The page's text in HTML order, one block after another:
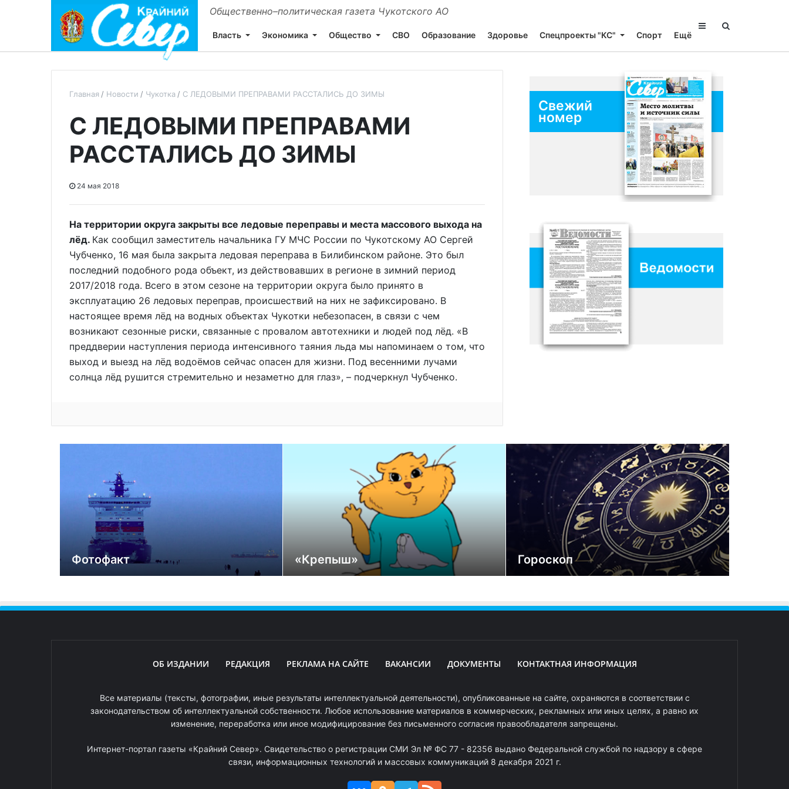
Общественно–политическая газета Чукотского АО
Власть Экономика Общество СВО Образование Здоровье Спецпроекты "КС" Спорт Ещё
Главная Новости Чукотка С ЛЕДОВЫМИ ПРЕПРАВАМИ РАССТАЛИСЬ ДО ЗИМЫ
С ЛЕДОВЫМИ ПРЕПРАВАМИ
РАССТАЛИСЬ ДО ЗИМЫ
24 мая 2018
На территории округа закрыты все ледовые переправы и места массового выхода на
лёд. Как сообщил заместитель начальника ГУ МЧС России по Чукотскому АО Сергей
Чубченко, 16 мая была закрыта ледовая переправа в Билибинском районе. Это был
последний подобного рода объект, из действовавших в регионе в зимний период
2017/2018 года. Всего в этом сезоне на территории округа было принято в
эксплуатацию 26 ледовых переправ, происшествий на них не зафиксировано. В
настоящее время лёд на водных объектах Чукотки небезопасен, в связи с чем
возникают сезонные риски, связанные с провалом автотехники и людей под лёд. «В
преддверии наступления периода интенсивного таяния льда мы напоминаем о том, что
выход и выезд на лёд водоёмов сейчас опасен для жизни. Под весенними лучами
солнца лёд рушится стремительно и незаметно для глаз», – подчеркнул Чубченко.
Свежий
номер
Фотофакт «Крепыш» Гороскоп
ОБ ИЗДАНИИ РЕДАКЦИЯ РЕКЛАМА НА САЙТЕ ВАКАНСИИ ДОКУМЕНТЫ КОНТАКТНАЯ ИНФОРМАЦИЯ
Все материалы (тексты, фотографии, иные результаты интеллектуальной деятельности), опубликованные на сайте, охраняются в соответствии с
законодательством об интеллектуальной собственности. Любое использование материалов в коммерческих, рекламных или иных целях, а равно их
изменение, переработка или иное модифицирование без письменного согласия правообладателя запрещены.
Интернет-портал газеты «Крайний Север». Свидетельство о регистрации СМИ Эл № ФС 77 - 82356 выдано Федеральной службой по надзору в сфере
связи, информационных технологий и массовых коммуникаций 8 декабря 2021 г.